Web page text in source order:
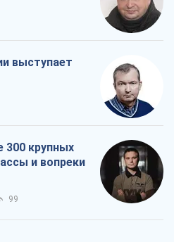
выступает
300 крупных
и вопреки
99